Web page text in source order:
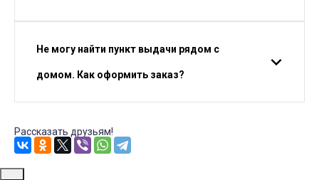
Не могу найти пункт выдачи рядом с
домом. Как оформить заказ?
Рассказать друзьям!